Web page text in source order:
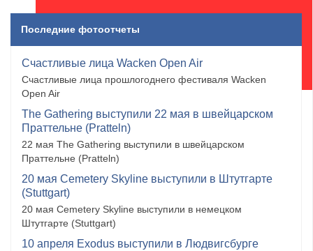
Последние фотоотчеты
Счастливые лица Wacken Open Air
Счастливые лица прошлогоднего фестиваля Wacken
Open Air
The Gathering выступили 22 мая в швейцарском
Праттельне (Pratteln)
22 мая The Gathering выступили в швейцарском
Праттельне (Pratteln)
20 мая Cemetery Skyline выступили в Штутгарте
(Stuttgart)
20 мая Cemetery Skyline выступили в немецком
Штутгарте (Stuttgart)
10 апреля Exodus выступили в Людвигсбурге